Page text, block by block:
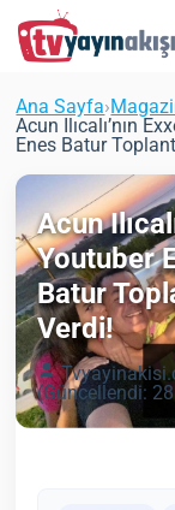
Ana Sayfa›
Acun Ilıcalı’nın
Enes Batur
Acun
Youtuber
Batur
Verdi!
(Güncellendi: